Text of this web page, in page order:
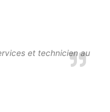
et technicien au